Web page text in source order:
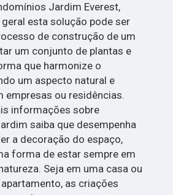
Jardim Everest,
esta solução pode ser
de construção de um
um conjunto de plantas e
que harmonize o
um aspecto natural e
empresas ou residências.
informações sobre
saiba que desempenha
a decoração do espaço,
forma de estar sempre em
Seja em uma casa ou
as criações